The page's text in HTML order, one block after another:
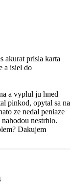
akurat prisla karta
a isiel do
a vyplul ju hned
pinkod, opytal sa na
ze nedal peniaze
nestrhlo.
Dakujem